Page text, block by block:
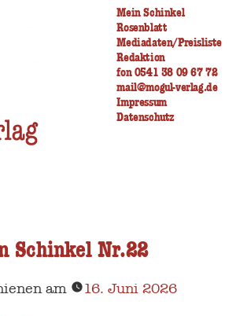
Mein Schinkel
Rosenblatt
Mediadaten/Preisliste
Redaktion
fon 0541 38 09 67 72
mail@mogul-verlag.de
Impressum
Datenschutz
Schinkel Nr.22
am 16. Juni 2026